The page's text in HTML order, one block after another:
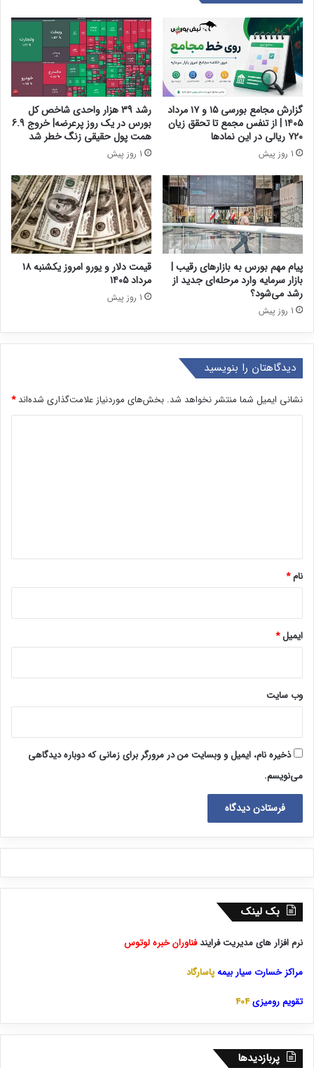
گزارش مجامع بورسی ۱۵ و ۱۷ مرداد
۱۴۰۵ | از تنفس مجمع تا تحقق زیان
۷۲۰ ریالی در این نماد‌ها
1 روز پیش
رشد 39 هزار واحدی شاخص کل
بورس در یک روز پرعرضه| خروج 6.9
همت پول حقیقی زنگ خطر شد
1 روز پیش
پیام مهم بورس به بازارهای رقیب |
بازار سرمایه وارد مرحله‌ای جدید از
رشد می‌شود؟
1 روز پیش
قیمت دلار و یورو امروز یکشنبه ۱۸
مرداد ۱۴۰۵
1 روز پیش
دیدگاهتان را بنویسید
نشانی ایمیل شما منتشر نخواهد شد. بخش‌های موردنیاز علامت‌گذاری شده‌اند*
نام*
ایمیل*
وب‌ سایت
ذخیره نام، ایمیل و وبسایت من در مرورگر برای زمانی که دوباره دیدگاهی
می‌نویسم.
بک لینک
نرم افزار های مدیریت فرایندفناوران خبره لوتوس
مراکز خسارت سیار بیمهپاسارگاد
تقویم رومیزی404
پربازدیدها